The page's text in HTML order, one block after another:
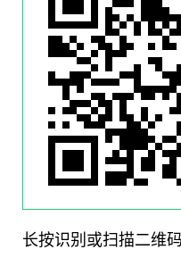
长按识别或扫描二维